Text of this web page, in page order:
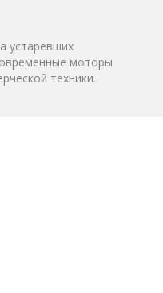
устаревших
моторы
техники.